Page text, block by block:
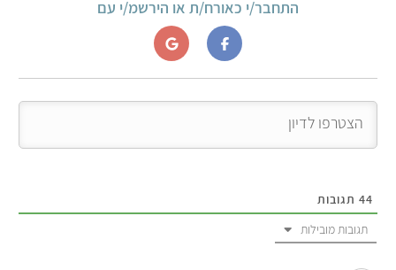
התחבר/י כאורח/ת או הירשמ/י עם
44 תגובות
תגובות מובילות